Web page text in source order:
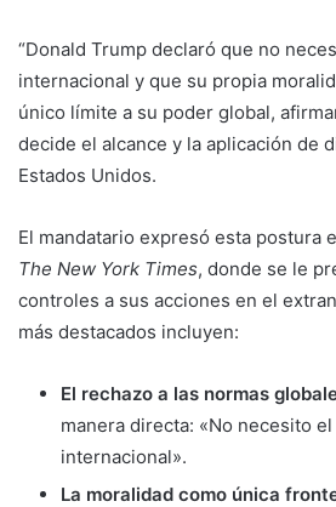
“Donald Trump declaró que no
internacional y que su propia
único límite a su poder global,
decide el alcance y la aplicación de
Estados Unidos.
El mandatario expresó esta postura
The New York Times, donde se le
controles a sus acciones en el
más destacados incluyen:
El rechazo a las normas
manera directa: «No necesito
internacional».
La moralidad como única